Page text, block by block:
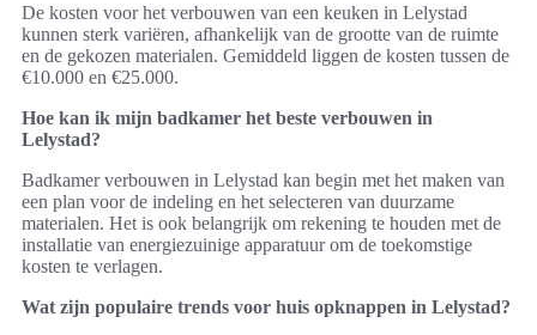
De kosten voor het verbouwen van een keuken in Lelystad
kunnen sterk variëren, afhankelijk van de grootte van de ruimte
en de gekozen materialen. Gemiddeld liggen de kosten tussen de
€10.000 en €25.000.
Hoe kan ik mijn badkamer het beste verbouwen in
Lelystad?
Badkamer verbouwen in Lelystad kan begin met het maken van
een plan voor de indeling en het selecteren van duurzame
materialen. Het is ook belangrijk om rekening te houden met de
installatie van energiezuinige apparatuur om de toekomstige
kosten te verlagen.
Wat zijn populaire trends voor huis opknappen in Lelystad?